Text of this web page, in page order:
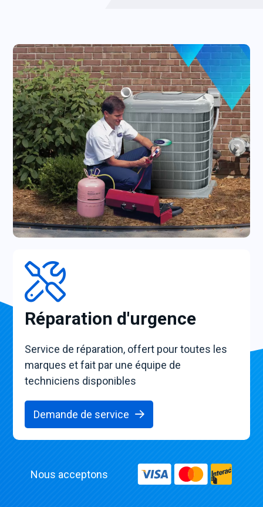
Réparation d'urgence
Service de réparation, offert pour toutes les
marques et fait par une équipe de
techniciens disponibles
Demande de service
Nous acceptons